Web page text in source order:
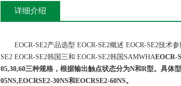
详细介绍
EOCR-SE2产品选型 EOCR-SE2概述 EOCR-SE2技术参
SE2 EOCR-SE2韩国三和 EOCR-SE2韩国SAMWHAEOCR-
05,30,60三种规格，根据输出触点状态分为N和R型。具体
05NS,EOCRSE2-30NS和EOCRSE2-60NS。